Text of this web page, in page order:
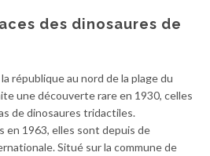
des dinosaures de
la république au nord de la plage du
une découverte rare en 1930, celles
de dinosaures tridactiles.
en 1963, elles sont depuis de
Situé sur la commune de